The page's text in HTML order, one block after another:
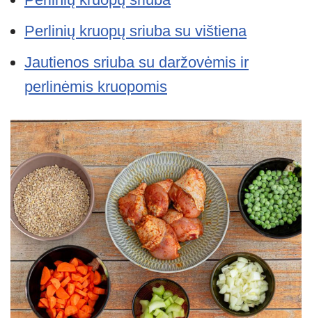
Perlinių kruopų sriuba su vištiena
Jautienos sriuba su daržovėmis ir
perlinėmis kruopomis